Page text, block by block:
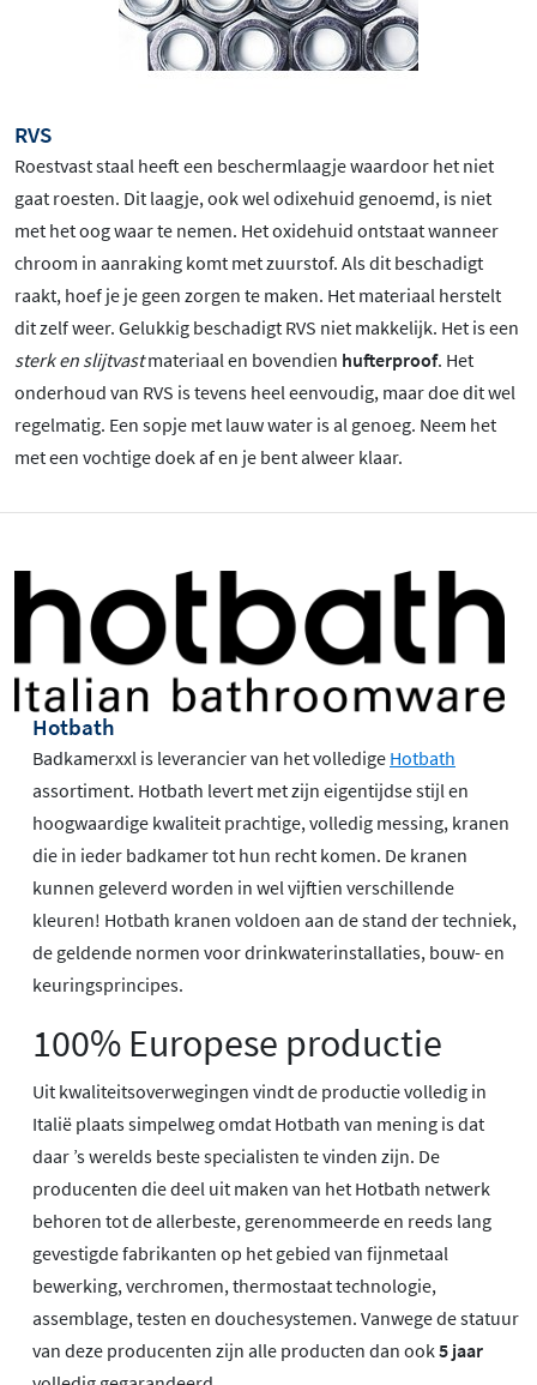
RVS
Roestvast staal heeft een beschermlaagje waardoor het niet
gaat roesten. Dit laagje, ook wel odixehuid genoemd, is niet
met het oog waar te nemen. Het oxidehuid ontstaat wanneer
chroom in aanraking komt met zuurstof. Als dit beschadigt
raakt, hoef je je geen zorgen te maken. Het materiaal herstelt
dit zelf weer. Gelukkig beschadigt RVS niet makkelijk. Het is een
sterk en slijtvastmateriaal en bovendien hufterproof. Het
onderhoud van RVS is tevens heel eenvoudig, maar doe dit wel
regelmatig. Een sopje met lauw water is al genoeg. Neem het
met een vochtige doek af en je bent alweer klaar.
Hotbath
Badkamerxxl is leverancier van het volledige Hotbath
assortiment. Hotbath levert met zijn eigentijdse stijl en
hoogwaardige kwaliteit prachtige, volledig messing, kranen
die in ieder badkamer tot hun recht komen. De kranen
kunnen geleverd worden in wel vijftien verschillende
kleuren! Hotbath kranen voldoen aan de stand der techniek,
de geldende normen voor drinkwaterinstallaties, bouw- en
keuringsprincipes.
100% Europese productie
Uit kwaliteitsoverwegingen vindt de productie volledig in
Italië plaats simpelweg omdat Hotbath van mening is dat
daar ’s werelds beste specialisten te vinden zijn. De
producenten die deel uit maken van het Hotbath netwerk
behoren tot de allerbeste, gerenommeerde en reeds lang
gevestigde fabrikanten op het gebied van fijnmetaal
bewerking, verchromen, thermostaat technologie,
assemblage, testen en douchesystemen. Vanwege de statuur
van deze producenten zijn alle producten dan ook5 jaar